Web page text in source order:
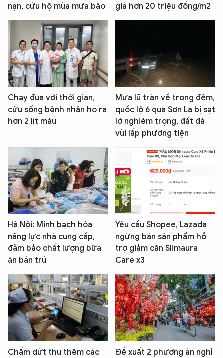
nạn, cứu hộ mùa mưa bão
giá hơn 20 triệu đồng/m2
Chạy đua với thời gian,
cứu sống bệnh nhân ho ra
hơn 2 lít máu
Mưa lũ tràn về trong đêm,
quốc lộ 6 qua Sơn La bị sạt
lở nghiêm trọng, đất đá
vùi lấp phương tiện
Hà Nội: Minh bạch hóa
năng lực nhà cung cấp,
đảm bảo chất lượng bữa
ăn bán trú
Yêu cầu Shopee, Lazada
ngừng bán sản phẩm hỗ
trợ giảm cân Slimaura
Care x3
Chấm dứt thu thêm các
Đề xuất 2 phương án nghỉ